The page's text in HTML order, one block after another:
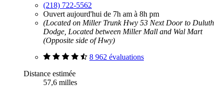
(218) 722-5562
Ouvert aujourd'hui de 7h am à 8h pm
(Located on Miller Trunk Hwy 53 Next Door to Duluth
Dodge, Located between Miller Mall and Wal Mart
(Opposite side of Hwy)
8 962 évaluations
Distance estimée
57,6 milles